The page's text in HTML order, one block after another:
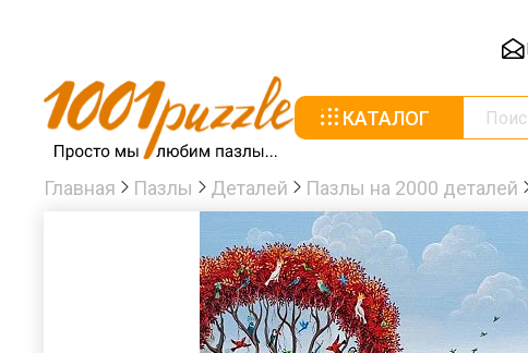
КАТАЛОГ
Главная Пазлы Деталей Пазлы на 2000 деталей